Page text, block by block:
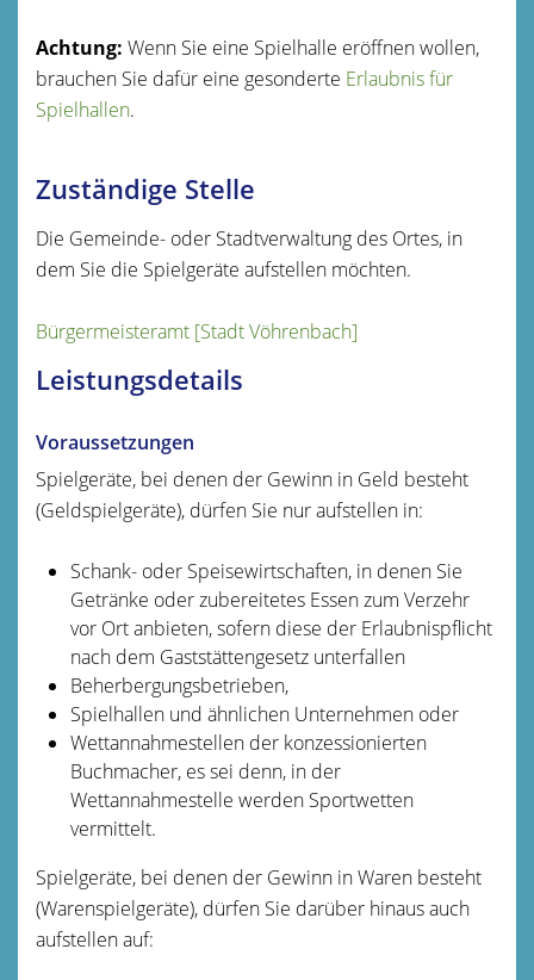
Achtung: Wenn Sie eine Spielhalle eröffnen wollen,
brauchen Sie dafür eine gesonderte Erlaubnis für
Spielhallen.
Zuständige Stelle
Die Gemeinde- oder Stadtverwaltung des Ortes, in
dem Sie die Spielgeräte aufstellen möchten.
Bürgermeisteramt [Stadt Vöhrenbach]
Leistungsdetails
Voraussetzungen
Spielgeräte, bei denen der Gewinn in Geld besteht
(Geldspielgeräte), dürfen Sie nur aufstellen in:
Schank- oder Speisewirtschaften, in denen Sie
Getränke oder zubereitetes Essen zum Verzehr
vor Ort anbieten, sofern diese der Erlaubnispflicht
nach dem Gaststättengesetz unterfallen
Beherbergungsbetrieben,
Spielhallen und ähnlichen Unternehmen oder
Wettannahmestellen der konzessionierten
Buchmacher, es sei denn, in der
Wettannahmestelle werden Sportwetten
vermittelt.
Spielgeräte, bei denen der Gewinn in Waren besteht
(Warenspielgeräte), dürfen Sie darüber hinaus auch
aufstellen auf: